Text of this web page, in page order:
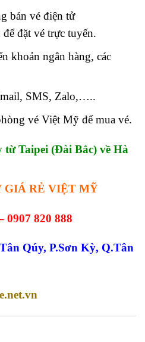
bán vé điện tử
đặt vé trực tuyến.
khoản ngân hàng, các
SMS, Zalo,…..
vé Việt Mỹ để mua vé.
từ Taipei (Đài Bắc) về Hà
GIÁ RẺ VIỆT MỸ
0907 820 888
Qúy, P.Sơn Kỳ, Q.Tân